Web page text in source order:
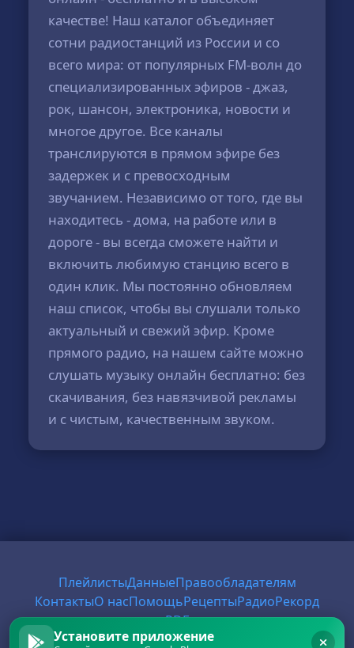
качестве! Наш каталог объединяет
сотни радиостанций из России и со
всего мира: от популярных FM-волн до
специализированных эфиров - джаз,
рок, шансон, электроника, новости и
многое другое. Все каналы
транслируются в прямом эфире без
задержек и с превосходным
звучанием. Независимо от того, где вы
находитесь - дома, на работе или в
дороге - вы всегда сможете найти и
включить любимую станцию всего в
один клик. Мы постоянно обновляем
наш список, чтобы вы слушали только
актуальный и свежий эфир. Кроме
прямого радио, на нашем сайте можно
слушать музыку онлайн бесплатно: без
скачивания, без навязчивой рекламы
и с чистым, качественным звуком.
Установите приложение
ПлейлистыДанныеПравообладателям
КонтактыО насПомощьРецептыРадиоРекорд
PDF